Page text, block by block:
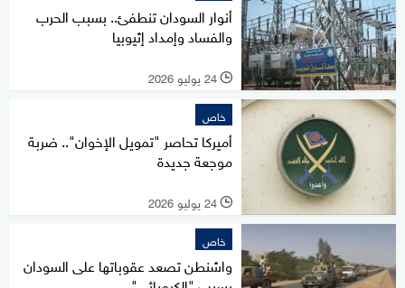
أنوار السودان تنطفئ.. بسبب الحرب
والفساد وإمداد إثيوبيا
l 24 يوليو 2026
خاص
أميركا تحاصر "تمويل الإخوان".. ضربة
موجعة جديدة
l 24 يوليو 2026
خاص
واشنطن تصعد عقوباتها على السودان